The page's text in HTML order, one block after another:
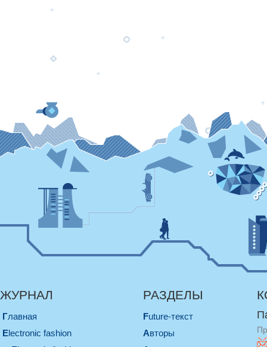
ЖУРНАЛ
Главная
electronic fashion
РАЗДЕЛЫ
Future-текст
Авторы